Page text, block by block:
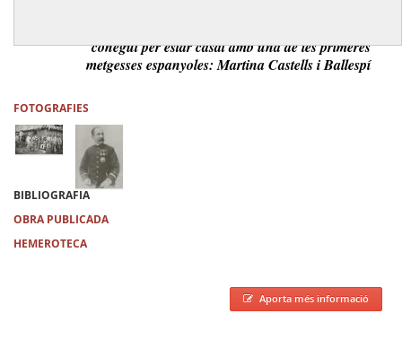
conegut per estar casat amb una de les primeres
metgesses espanyoles: Martina Castells i Ballespí
FOTOGRAFIES
BIBLIOGRAFIA
OBRA PUBLICADA
HEMEROTECA
Aporta més informació